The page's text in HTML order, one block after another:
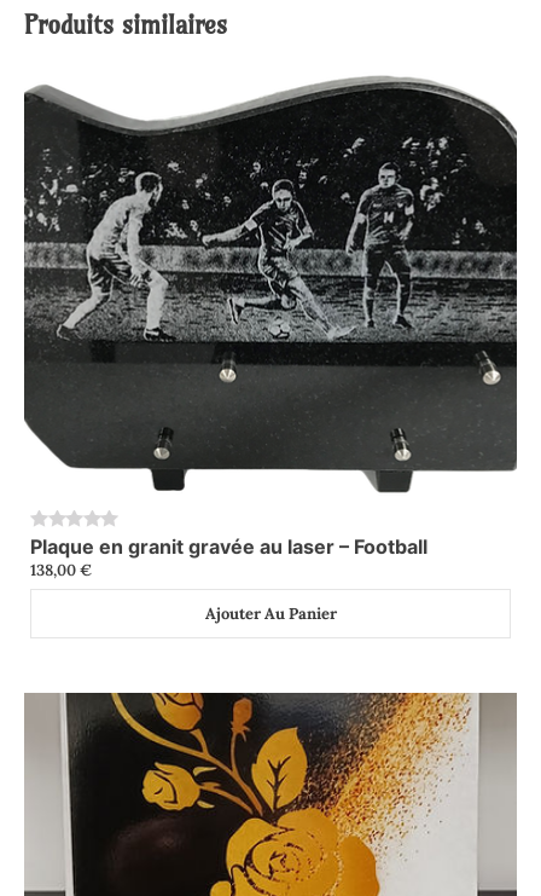
Produits similaires
0
Plaque en granit gravée au laser – Football
138,00€
Ajouter Au Panier